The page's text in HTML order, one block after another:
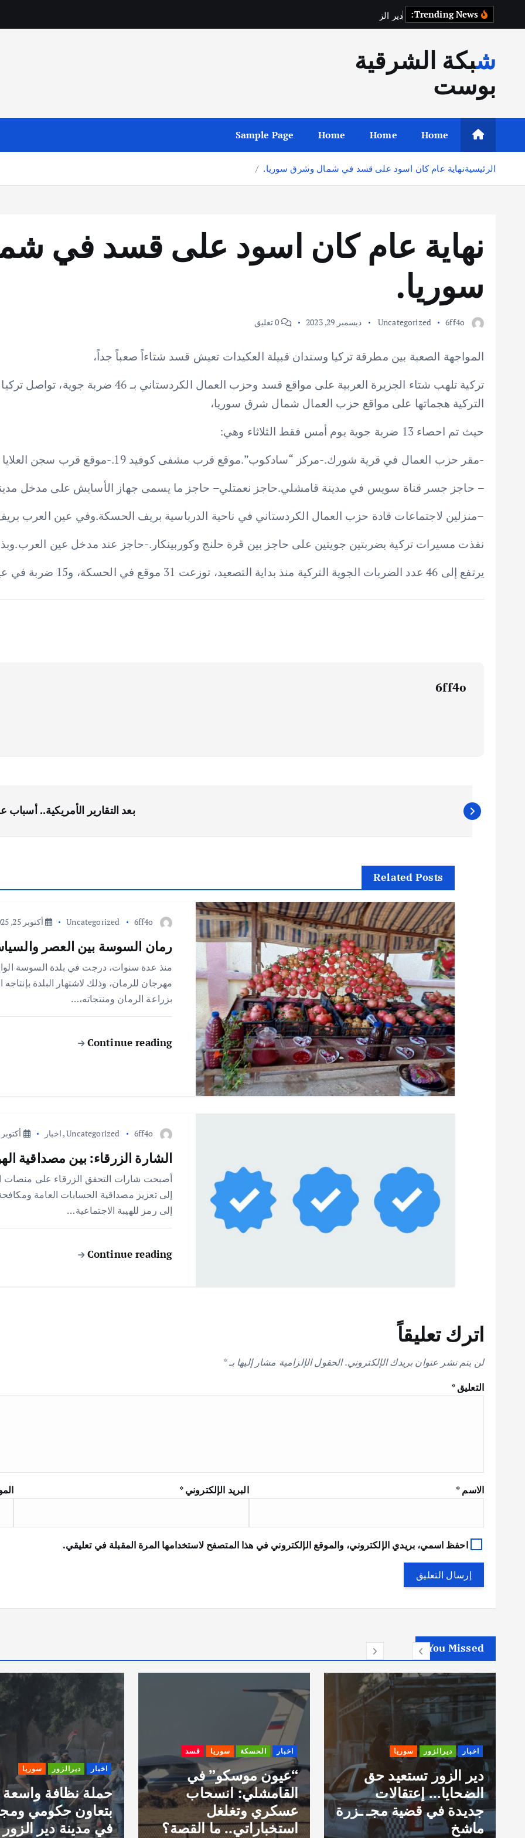
إ
ى
دير الز
شبكة الشرقية
بوست
Home
Home
Home
Sample Page
الرئيسيةنهاية عام كان اسود على قسد في شمال وشرق سوريا.
نهاية عام كان اسود على قسد في
سوريا.
6ff4o
Uncategorized ديسمبر 29, 2023
المواجهة الصعبة بين مطرقة تركيا وسندان قبيلة العكيدات تعيش قسد شتاءاً صعباً جداً،
تركية تلهب شتاء الجزيرة العربية على مواقع قسد
التركية هجماتها على مواقع حزب العمال شمال شرق سوريا،
حيث تم احصاء 13 ضربة جوية يوم أمس فقط الثلاثاء وهي:
-مقر حزب العمال في قرية شورك.-مركز “سادكوب”.موقع قرب مشفى كوفيد 19.-موقع قرب سجن العلايا في مدينة القامشلي بريف الحسكة
– حاجز جسر قناة سويس في مدينة قامشلي.حاجز نعمتلي– حاجز ما يسمى جهاز الأسايش على مدخل
–منزلين لاجتماعات قادة حزب العمال الكردستاني في ناحية الدرباسية بريف الحسكة.وفي عين العرب
نفذت مسيرات تركية بضربتين جويتين على حاجز بين قرة حلنج وكوربينكار.-حاجز عند مدخل عين
يرتفع إلى 46 عدد الضربات الجوية التركية منذ بداية التصعيد، توزعت 31 موقع في الحسكة، و15 ضربة في عين العرب بريف الحسكة
6ff4o
ت
بعد التقارير الأمريكية..
Related Posts
6ff4o
Uncategorized أكتوبر 25, 2025
رمان السوسة بين العصر
منذ عدة سنوات، درجت في بلدة السوسة
مهرجان للرمان، وذلك لاشتهار البلدة
بزراعة الرمان ومنتجاته،…
Continue reading
6ff4o
Uncategorized
, اخبار أكتوبر 21,
الشارة الزرقاء: بين مصداقية
أصبحت شارات التحقق الزرقاء على منصات
إلى تعزيز مصداقية الحسابات العامة
إلى رمز للهيبة الاجتماعية…
Continue reading
اترك تعليقاً
لن يتم نشر عنوان بريدك الإلكتروني. الحقول الإلزامية مشار إليها بـ*
التعليق*
الاسم* البريد الإلكتروني*
احفظ اسمي، بريدي الإلكتروني، والموقع الإلكتروني في هذا المتصفح لاستخدامها المرة المقبلة في تعليقي.
You Missed
اخبار ديرالزور سوريا
دير الزور تستعيد حق
الضحايا… إعتقالات
جديدة في قضية مجـ ـزرة
ماشخ
اخبار الحسكة سوريا قسد
“عيون موسكو” في
القامشلي: انسحاب
عسكري وتغلغل
استخباراتي.. ما القصة؟
اخبار ديرالزور سوريا
حملة نظافة واسعة
بتعاون حكومي
في مدينة دير الزور